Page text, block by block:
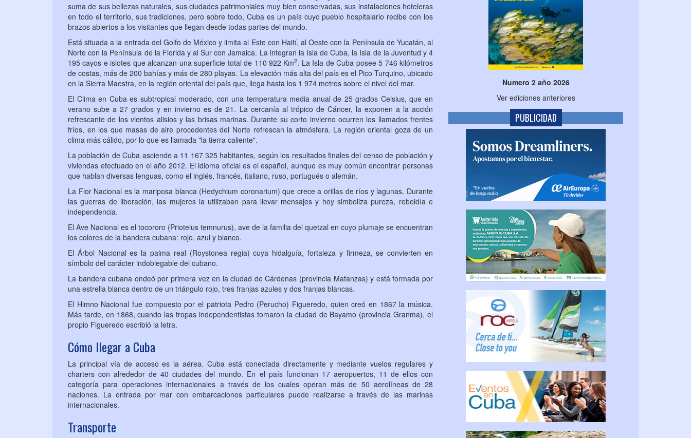
suma de sus bellezas naturales, sus ciudades patrimoniales muy bien conservadas, sus instalaciones hoteleras
en todo el territorio, sus tradiciones, pero sobre todo, Cuba es un país cuyo pueblo hospitalario recibe con los
brazos abiertos a los visitantes que llegan desde todas partes del mundo.
Está situada a la entrada del Golfo de México y limita al Este con Haití, al Oeste con la Península de Yucatán, al
Norte con la Península de la Florida y al Sur con Jamaica. La integran la Isla de Cuba, la Isla de la Juventud y 4
195 cayos e islotes que alcanzan una superficie total de 110 922 Km2. La Isla de Cuba posee 5 746 kilómetros
de costas, más de 200 bahías y más de 280 playas. La elevación más alta del país es el Pico Turquino, ubicado
en la Sierra Maestra, en la región oriental del país que, llega hasta los 1 974 metros sobre el nivel del mar.
El Clima en Cuba es subtropical moderado, con una temperatura media anual de 25 grados Celsius, que en
verano sube a 27 grados y en invierno es de 21. La cercanía al trópico de Cáncer, la exponen a la acción
refrescante de los vientos alisios y las brisas marinas. Durante su corto invierno ocurren los llamados frentes
fríos, en los que masas de aire procedentes del Norte refrescan la atmósfera. La región oriental goza de un
clima más cálido, por lo que es llamada "la tierra caliente".
La población de Cuba asciende a 11 167 325 habitantes, según los resultados finales del censo de población y
viviendas efectuado en el año 2012. El idioma oficial es el español, aunque es muy común encontrar personas
que hablan diversas lenguas, como el inglés, francés, italiano, ruso, portugués o alemán.
La Flor Nacional es la mariposa blanca (Hedychium coronarium) que crece a orillas de ríos y lagunas. Durante
las guerras de liberación, las mujeres la utilizaban para llevar mensajes y hoy simboliza pureza, rebeldía e
independencia.
El Ave Nacional es el tocororo (Priotelus temnurus), ave de la familia del quetzal en cuyo plumaje se encuentran
los colores de la bandera cubana: rojo, azul y blanco.
El Árbol Nacional es la palma real (Roystonea regia) cuya hidalguía, fortaleza y firmeza, se convierten en
símbolo del carácter indoblegable del cubano.
La bandera cubana ondeó por primera vez en la ciudad de Cárdenas (provincia Matanzas) y está formada por
una estrella blanca dentro de un triángulo rojo, tres franjas azules y dos franjas blancas.
El Himno Nacional fue compuesto por el patriota Pedro (Perucho) Figueredo, quien creó en 1867 la música.
Más tarde, en 1868, cuando las tropas independentistas tomaron la ciudad de Bayamo (provincia Granma), el
propio Figueredo escribió la letra.
Cómo llegar a Cuba
La principal vía de acceso es la aérea. Cuba está conectada directamente y mediante vuelos regulares y
charters con alrededor de 40 ciudades del mundo. En el país funcionan 17 aeropuertos, 11 de ellos con
categoría para operaciones internacionales a través de los cuales operan más de 50 aerolíneas de 28
naciones. La entrada por mar con embarcaciones particulares puede realizarse a través de las marinas
internacionales.
Transporte
Numero 2 año 2026
Ver ediciones anteriores
PUBLICIDAD